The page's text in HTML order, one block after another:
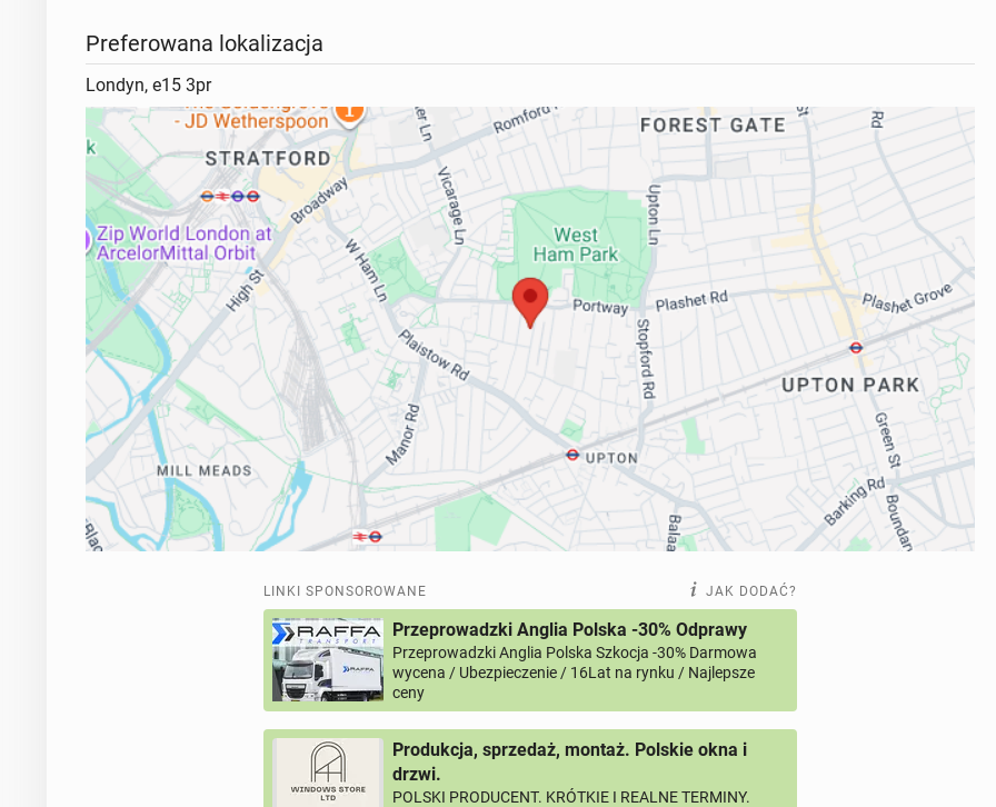
Preferowana lokalizacja
Londyn, e15 3pr
LINKI SPONSOROWANE JAK DODAĆ?
Przeprowadzki Anglia Polska -30% Odprawy
Przeprowadzki Anglia Polska Szkocja -30% Darmowa
wycena / Ubezpieczenie / 16Lat na rynku / Najlepsze
ceny
Produkcja, sprzedaż, montaż. Polskie okna i
drzwi.
POLSKI PRODUCENT. KRÓTKIE I REALNE TERMINY.